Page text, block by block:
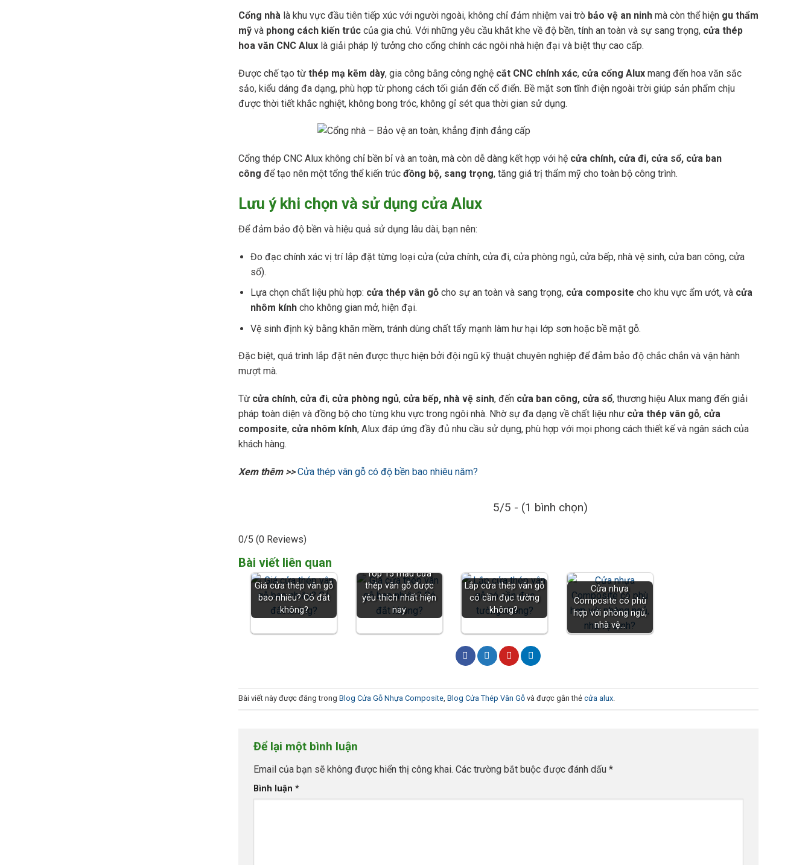
Cổng nhà là khu vực đầu tiên tiếp xúc với người ngoài, không chỉ đảm nhiệm vai trò bảo vệ an ninhmà còn thể hiện gu thẩm
mỹvà phong cách kiến trúccủa gia chủ. Với những yêu cầu khắt khe về độ bền, tính an toàn và sự sang trọng, cửa thép
hoa văn CNC Aluxlà giải pháp lý tưởng cho cổng chính các ngôi nhà hiện đại và biệt thự cao cấp.
Được chế tạo từ thép mạ kẽm dày, gia công bằng công nghệ cắt CNC chính xác, cửa cổng Aluxmang đến hoa văn sắc
sảo, kiểu dáng đa dạng, phù hợp từ phong cách tối giản đến cổ điển. Bề mặt sơn tĩnh điện ngoài trời giúp sản phẩm chịu
được thời tiết khắc nghiệt, không bong tróc, không gỉ sét qua thời gian sử dụng.
Cổng thép CNC Alux không chỉ bền bỉ và an toàn, mà còn dễ dàng kết hợp với hệ cửa chính, cửa đi, cửa sổ, cửa ban
công để tạo nên một tổng thể kiến trúc đồng bộ, sang trọng, tăng giá trị thẩm mỹ cho toàn bộ công trình.
Lưu ý khi chọn và sử dụng cửa Alux
Để đảm bảo độ bền và hiệu quả sử dụng lâu dài, bạn nên:
Đo đạc chính xác vị trí lắp đặt từng loại cửa (cửa chính, cửa đi, cửa phòng ngủ, cửa bếp, nhà vệ sinh, cửa ban công, cửa
sổ).
Lựa chọn chất liệu phù hợp: cửa thép vân gỗ cho sự an toàn và sang trọng, cửa composite cho khu vực ẩm ướt, và cửa
nhôm kính cho không gian mở, hiện đại.
Vệ sinh định kỳ bằng khăn mềm, tránh dùng chất tẩy mạnh làm hư hại lớp sơn hoặc bề mặt gỗ.
Đặc biệt, quá trình lắp đặt nên được thực hiện bởi đội ngũ kỹ thuật chuyên nghiệp để đảm bảo độ chắc chắn và vận hành
mượt mà.
Từ cửa chính, cửa đi, cửa phòng ngủ, cửa bếp, nhà vệ sinh, đến cửa ban công, cửa sổ, thương hiệu Alux mang đến giải
pháp toàn diện và đồng bộ cho từng khu vực trong ngôi nhà. Nhờ sự đa dạng về chất liệu như cửa thép vân gỗ, cửa
composite, cửa nhôm kính, Alux đáp ứng đầy đủ nhu cầu sử dụng, phù hợp với mọi phong cách thiết kế và ngân sách của
khách hàng.
Xem thêm >>Cửa thép vân gỗ có độ bền bao nhiêu năm?
5/5 - (1 bình chọn)
0/5 (0 Reviews)
Bài viết liên quan
Giá cửa thép vân gỗ
bao nhiêu? Có đắt
không?
Top 15 mẫu cửa
thép vân gỗ được
yêu thích nhất hiện
nay
Lắp cửa thép vân gỗ
có cần đục tường
không?
Cửa nhựa
Composite có phù
hợp với phòng ngủ,
nhà vệ…
Bài viết này được đăng trong Blog Cửa Gỗ Nhựa Composite, Blog Cửa Thép Vân Gỗvà được gắn thẻ cửa alux.
Để lại một bình luận
Email của bạn sẽ không được hiển thị công khai. Các trường bắt buộc được đánh dấu *
Bình luận *